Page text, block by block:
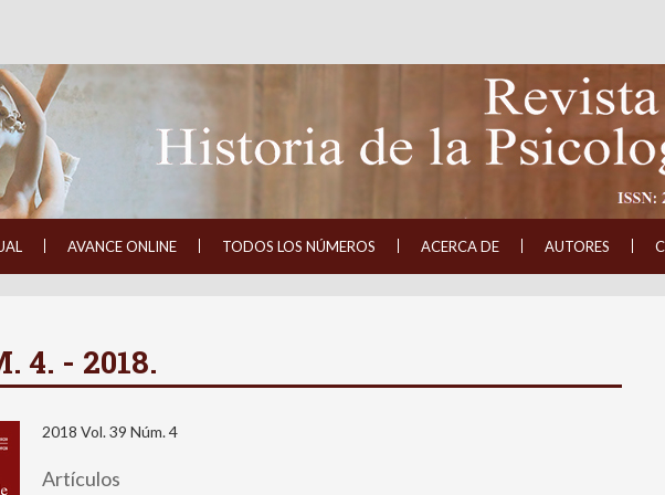
AVANCE ONLINE TODOS LOS NÚMEROS ACERCA DE AUTORES
4. - 2018.
2018 Vol. 39 Núm. 4
Artículos